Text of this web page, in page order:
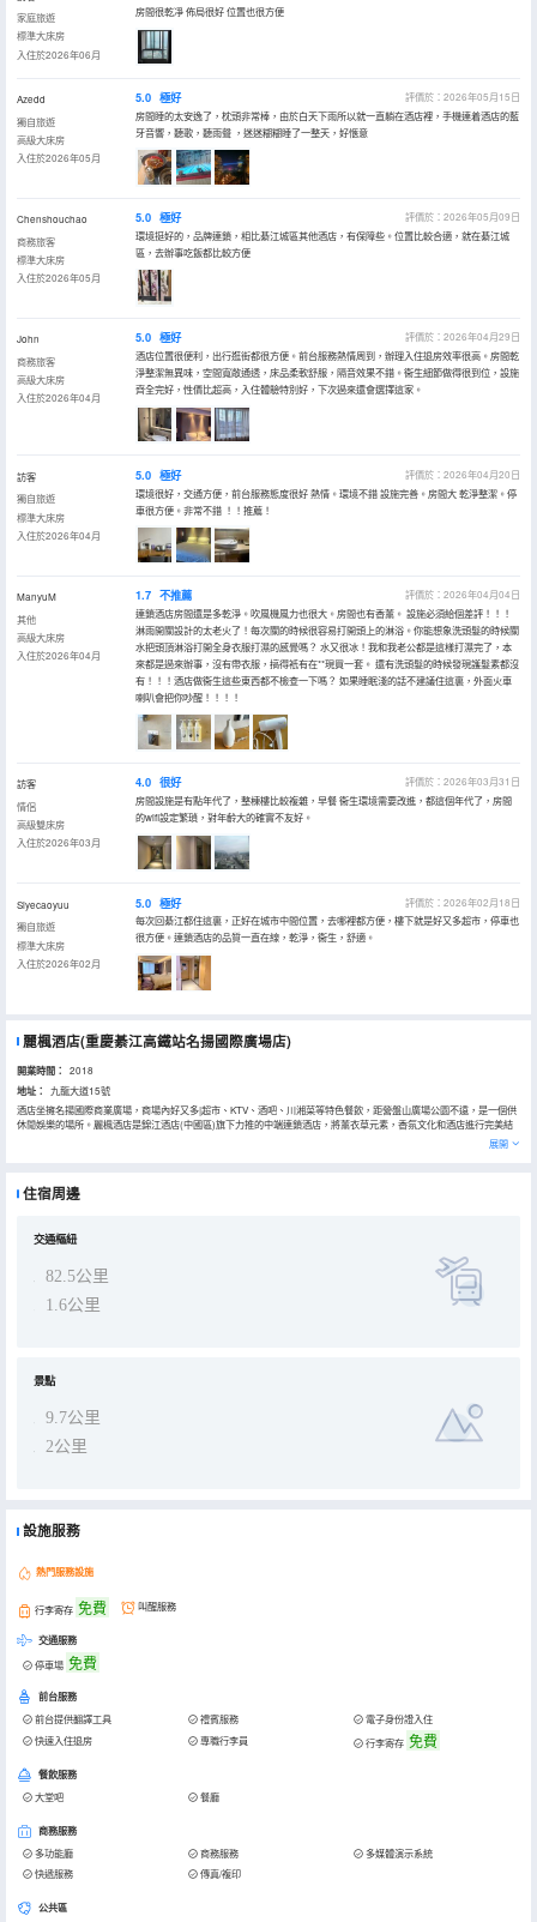
家庭旅遊
標準大床房
入住於2026年06月
房間很乾凈 佈局很好 位置也很方便
Azedd
獨自旅遊
高級大床房
入住於2026年05月
5.0 極好
評價於：2026年05月15日
房間睡的太安逸了，枕頭非常棒，由於白天下雨所以就一直躺在酒店裡，手機連着酒店的藍
牙音響，聽歌，聽雨聲 ，迷迷糊糊睡了一整天，好愜意
Chenshouchao
商務旅客
標準大床房
入住於2026年05月
5.0 極好
評價於：2026年05月09日
環境挺好的，品牌連鎖，相比綦江城區其他酒店，有保障些。位置比較合適，就在綦江城
區，去辦事吃飯都比較方便
John
商務旅客
高級大床房
入住於2026年04月
5.0 極好
評價於：2026年04月29日
酒店位置很便利，出行逛街都很方便。前台服務熱情周到，辦理入住退房效率很高。房間乾
淨整潔無異味，空間寬敞通透，床品柔軟舒服，隔音效果不錯。衞生細節做得很到位，設施
齊全完好，性價比超高，入住體驗特別好，下次過來還會選擇這家。
訪客
獨自旅遊
標準大床房
入住於2026年04月
5.0 極好
評價於：2026年04月20日
環境很好，交通方便，前台服務態度很好 熱情。環境不錯 設施完善。房間大 乾淨整潔。停
車很方便。非常不錯 ！！推薦！
ManyuM
其他
高級大床房
入住於2026年04月
1.7 不推薦
評價於：2026年04月04日
連鎖酒店房間還是多乾淨。吹風機風力也很大。房間也有香薰。 設施必須給個差評！！！
淋雨開關設計的太老火了！每次關的時候很容易打開頭上的淋浴。你能想象洗頭髮的時候關
水把頭頂淋浴打開全身衣服打濕的感覺嗎？ 水又很冰！我和我老公都是這樣打濕完了，本
來都是過來辦事，沒有帶衣服，搞得衹有在**現買一套。 還有洗頭髮的時候發現護髮素都沒
有！！！酒店做衞生這些東西都不檢查一下嗎？ 如果睡眠淺的話不建議住這裏，外面火車
喇叭會把你吵醒！！！！
訪客
情侶
高級雙床房
入住於2026年03月
4.0 很好
評價於：2026年03月31日
房間設施是有點年代了，整棟樓比較複雜，早餐 衞生環境需要改進，都這個年代了，房間
的wifi設定繁瑣，對年齡大的確實不友好。
Siyecaoyuu
獨自旅遊
標準大床房
入住於2026年02月
5.0 極好
評價於：2026年02月18日
每次回綦江都住這裏，正好在城市中間位置，去哪裡都方便，樓下就是好又多超市，停車也
很方便。連鎖酒店的品質一直在線，乾淨，衞生，舒適。
麗楓酒店(重慶綦江高鐵站名揚國際廣場店)
開業時間： 2018
地址：
九龍大道15號
酒店坐擁名揚國際商業廣場，商場內好又多|超市、KTV、酒吧、川湘菜等特色餐飲，距營盤山廣場公園不遠，是一個供
休閒娛樂的場所。麗楓酒店是錦江酒店(中國區)旗下力推的中端連鎖酒店，將薰衣草元素，香氛文化和酒店進行完美結
合，倡導“多一點自在”的生活哲學，通過對睡眠系統，洗浴系統，智能系統，服務系統等的深度刻畫，為商旅客人提供
展開
住宿周邊
交通樞紐
82.5公里
1.6公里
景點
9.7公里
2公里
設施服務
熱門服務設施
行李寄存 免費 叫醒服務
交通服務
停車場 免費
前台服務
前台提供翻譯工具 禮賓服務
電子身份證入住
快速入住退房
專職行李員 行李寄存 免費
餐飲服務
大堂吧 餐廳
商務服務
多功能廳 商務服務
多媒體演示系統
快遞服務
傳真/複印
公共區